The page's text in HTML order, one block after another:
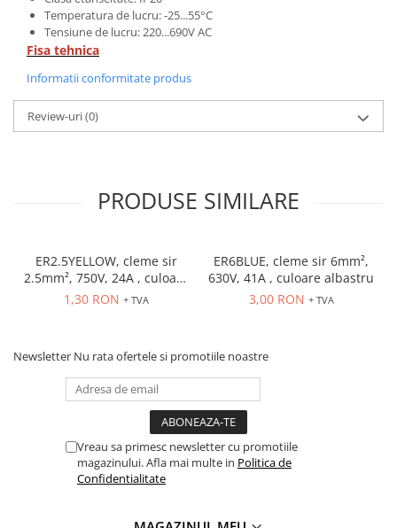
Temperatura de lucru: -25...55°C
Tensiune de lucru: 220...690V AC
Fisa tehnica
Informatii conformitate produs
Review-uri(0)
PRODUSE SIMILARE
ER2.5YELLOW, cleme sir
2.5mm², 750V, 24A , culoare
galbena
1,30 RON + TVA
ER6BLUE, cleme sir 6mm²,
630V, 41A , culoare albastru
3,00 RON + TVA
Newsletter Nu rata ofertele si promotiile noastre
Vreau sa primesc newsletter cu promotiile
magazinului. Afla mai multe in Politica de
Confidentialitate